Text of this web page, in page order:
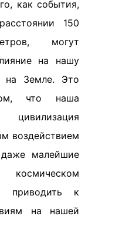
как события,
150
могут
на нашу
на Земле. Это
что наша
воздействием
малейшие
приводить к
на нашей